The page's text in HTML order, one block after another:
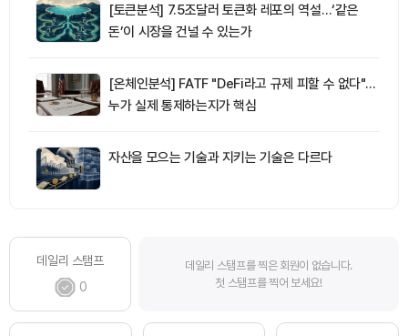
[토큰분석] 7.5조달러 토큰화 레포의 역설…‘같은
돈’이 시장을 건널 수 있는가
[온체인분석] FATF "DeFi라고 규제 피할 수 없다"…
누가 실제 통제하는지가 핵심
자산을 모으는 기술과 지키는 기술은 다르다
데일리 스탬프
0
데일리 스탬프를 찍은 회원이 없습니다.
첫 스탬프를 찍어 보세요!